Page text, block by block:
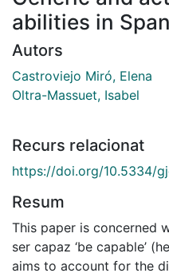
abilities in
Autors
Castroviejo Miró, Elena
Oltra-Massuet, Isabel
Recurs relacionat
https://doi.org/10.5334/
Resum
This paper is concerned
ser capaz ‘be capable’
aims to account for the